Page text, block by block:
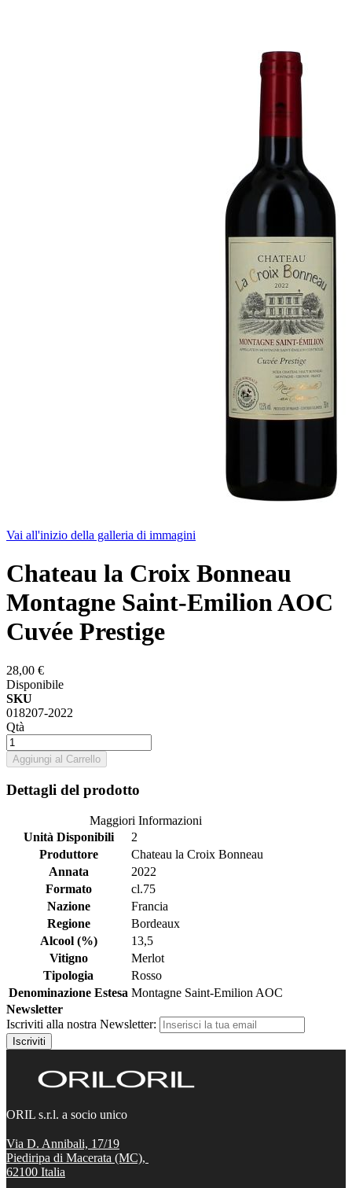
Vai all'inizio della galleria di immagini
Chateau la Croix Bonneau
Montagne Saint-Emilion AOC
Cuvée Prestige
28,00 €
Disponibile
SKU
018207-2022
Qtà
Aggiungi al Carrello
Dettagli del prodotto
Maggiori Informazioni
Unità Disponibili
2
Produttore
Chateau la Croix Bonneau
Annata
2022
Formato
cl.75
Nazione
Francia
Regione
Bordeaux
Alcool (%)
13,5
Vitigno
Merlot
Tipologia
Rosso
Denominazione Estesa Montagne Saint-Emilion AOC
Newsletter
Iscriviti alla nostra Newsletter:
Iscriviti
ORIL s.r.l. a socio unico
Via D. Annibali, 17/19
Piediripa di Macerata (MC),
62100 Italia